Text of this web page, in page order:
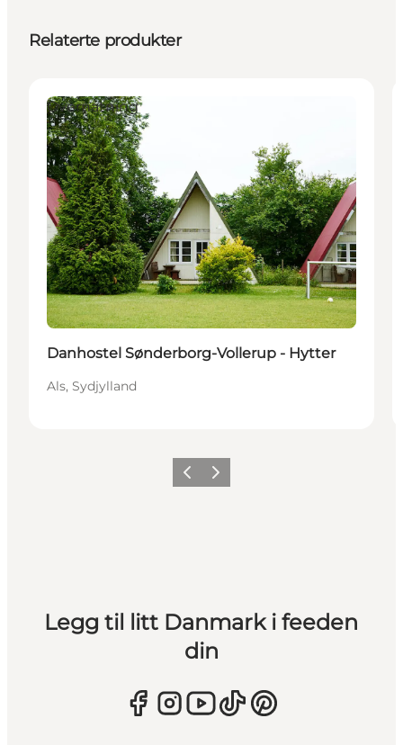
Relaterte produkter
Overnatning
Danhostel Sønderborg-Vollerup - Hytter
Als, Sydjylland
ForrigeNeste
Legg til litt Danmark i feeden
din